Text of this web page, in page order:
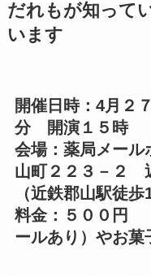
だれもが知って
います
開催日時：4月２
分 開演１５時
会場：薬局メー
山町２２３－２
（近鉄郡山駅徒歩
料金：５００円
ールあり）やお菓